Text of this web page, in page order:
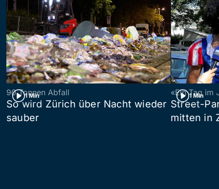
1 Min
90 Tonnen Abfall
So wird Zürich über Nacht wieder
sauber
1 Min
«Ein Tag im
Street-
mitten in